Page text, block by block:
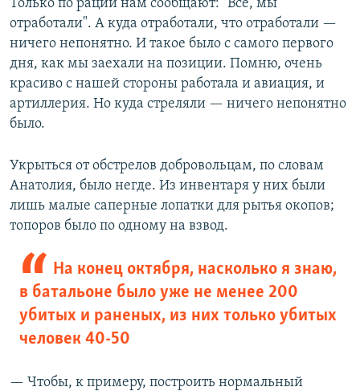
Только по рации нам сообщают: "Всё, мы
отработали". А куда отработали, что отработали —
ничего непонятно. И такое было с самого первого
дня, как мы заехали на позиции. Помню, очень
красиво с нашей стороны работала и авиация, и
артиллерия. Но куда стреляли — ничего непонятно
было.
Укрыться от обстрелов добровольцам, по словам
Анатолия, было негде. Из инвентаря у них были
лишь малые саперные лопатки для рытья окопов;
топоров было по одному на взвод.
На конец октября, насколько я знаю,
в батальоне было уже не менее 200
убитых и раненых, из них только убитых
человек 40-50
— Чтобы, к примеру, построить нормальный